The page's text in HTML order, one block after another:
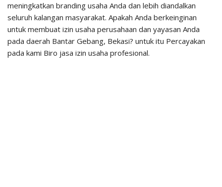
meningkatkan branding usaha Anda dan lebih diandalkan
seluruh kalangan masyarakat. Apakah Anda berkeinginan
untuk membuat izin usaha perusahaan dan yayasan Anda
pada daerah Bantar Gebang, Bekasi? untuk itu Percayakan
pada kami Biro jasa izin usaha profesional.